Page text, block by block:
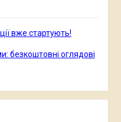
вже стартують!
безкоштовні оглядові